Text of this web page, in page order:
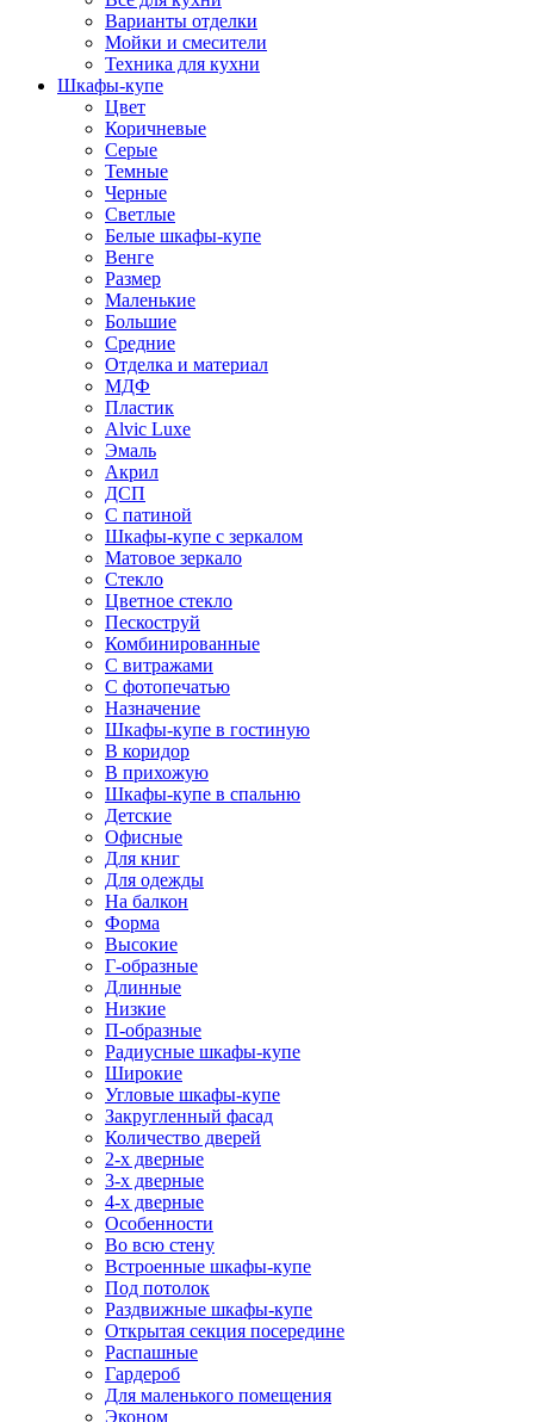
Варианты отделки
Мойки и смесители
Техника для кухни
Шкафы-купе
Цвет
Коричневые
Серые
Темные
Черные
Светлые
Белые шкафы-купе
Венге
Размер
Маленькие
Большие
Средние
Отделка и материал
МДФ
Пластик
Alvic Luxe
Эмаль
Акрил
ДСП
С патиной
Шкафы-купе с зеркалом
Матовое зеркало
Стекло
Цветное стекло
Пескоструй
Комбинированные
С витражами
С фотопечатью
Назначение
Шкафы-купе в гостиную
В коридор
В прихожую
Шкафы-купе в спальню
Детские
Офисные
Для книг
Для одежды
На балкон
Форма
Высокие
Г-образные
Длинные
Низкие
П-образные
Радиусные шкафы-купе
Широкие
Угловые шкафы-купе
Закругленный фасад
Количество дверей
2-х дверные
3-х дверные
4-х дверные
Особенности
Во всю стену
Встроенные шкафы-купе
Под потолок
Раздвижные шкафы-купе
Открытая секция посередине
Распашные
Гардероб
Для маленького помещения
Эконом